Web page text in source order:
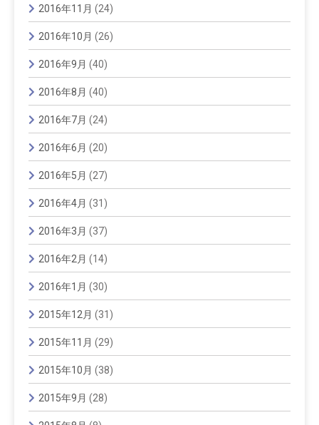
2016年11月 (24)
2016年10月 (26)
2016年9月 (40)
2016年8月 (40)
2016年7月 (24)
2016年6月 (20)
2016年5月 (27)
2016年4月 (31)
2016年3月 (37)
2016年2月 (14)
2016年1月 (30)
2015年12月 (31)
2015年11月 (29)
2015年10月 (38)
2015年9月 (28)